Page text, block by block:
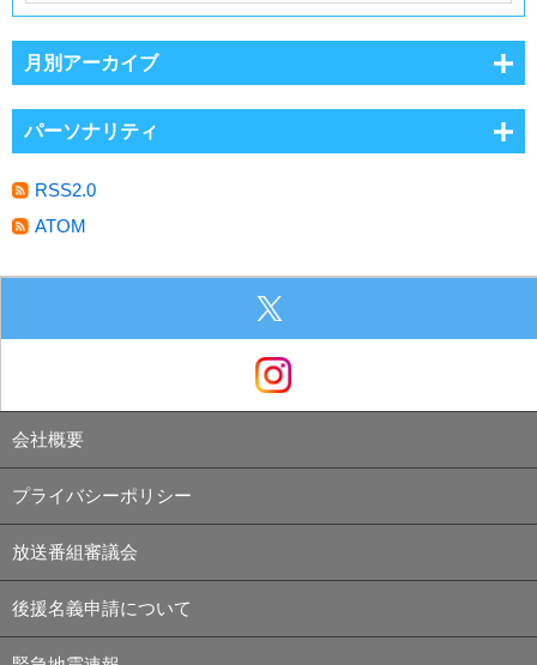
月別アーカイブ
パーソナリティ
RSS2.0
ATOM
会社概要
プライバシーポリシー
放送番組審議会
後援名義申請について